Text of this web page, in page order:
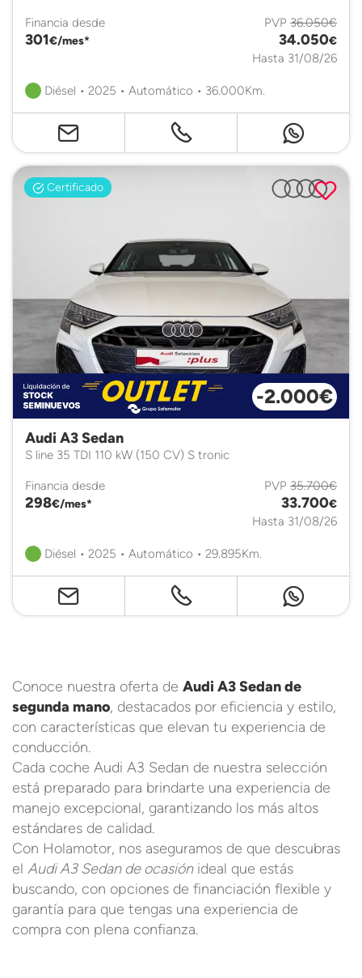
Financia desde
301€/mes*
PVP 36.050€
34.050€
Hasta 31/08/26
Diésel • 2025 • Automático • 36.000Km.
Certificado
-2.000€
Audi A3 Sedan
S line 35 TDI 110 kW (150 CV) S tronic
Financia desde
298€/mes*
PVP 35.700€
33.700€
Hasta 31/08/26
Diésel • 2025 • Automático • 29.895Km.
Conoce nuestra oferta de Audi A3 Sedan de
segunda mano, destacados por eficiencia y estilo,
con características que elevan tu experiencia de
conducción.
Cada coche Audi A3 Sedan de nuestra selección
está preparado para brindarte una experiencia de
manejo excepcional, garantizando los más altos
estándares de calidad.
Con Holamotor, nos aseguramos de que descubras
el Audi A3 Sedan de ocasiónideal que estás
buscando, con opciones de financiación flexible y
garantía para que tengas una experiencia de
compra con plena confianza.